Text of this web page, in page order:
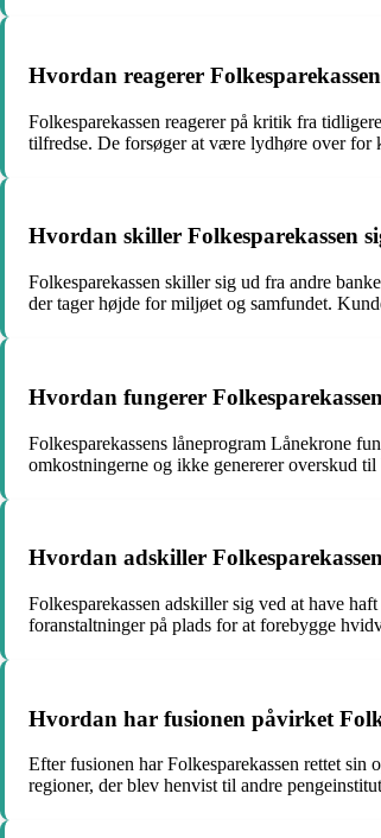
Hvordan reagerer
Folkesparekassen reagerer på kritik fra
tilfredse. De forsøger at være lydhøre over for
Hvordan skiller Folkesparekassen
Folkesparekassen skiller sig ud fra andre
der tager højde for miljøet og samfundet.
Hvordan fungerer
Folkesparekassens låneprogram Lånekrone
omkostningerne og ikke genererer overskud
Hvordan adskiller
Folkesparekassen adskiller sig ved at have
foranstaltninger på plads for at forebygge
Hvordan har fusionen påvirket
Efter fusionen har Folkesparekassen rettet
regioner, der blev henvist til andre